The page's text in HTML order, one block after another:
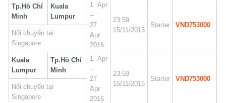
Tp.Hồ Chí
Minh
Kuala
Lumpur
1 Apr
–
27
Apr
2016
23:59
15/11/2015
Starter
VND753000
Nối chuyến tại
Singapore
Kuala
Lumpur
Tp.Hồ Chí
Minh
1 Apr
–
27
Apr
2016
23:59
15/11/2015
Starter
VND753000
Nối chuyến tại
Singapore